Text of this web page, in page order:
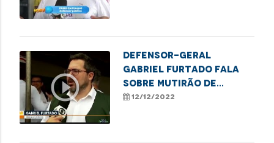
play_circle_outline
Defensor-Geral
Gabriel Furtado fala
sobre mutirão de
atendimento à pessoa
12/12/2022